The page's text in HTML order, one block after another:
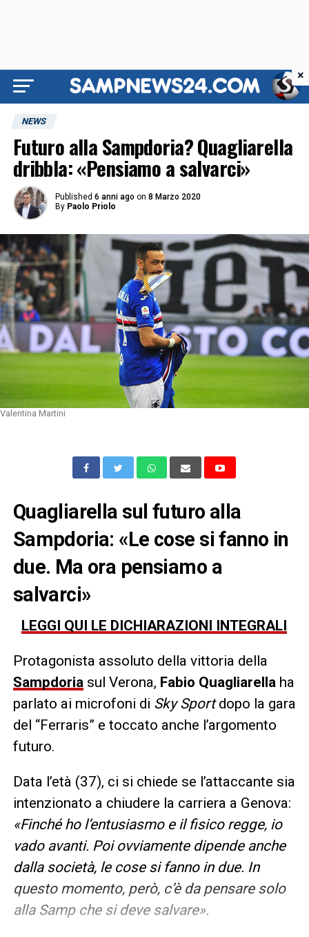
NEWS
Futuro alla Sampdoria? Quagliarella
dribbla: «Pensiamo a salvarci»
Published 6 anni ago on 8 Marzo 2020
By Paolo Priolo
Valentina Martini
Quagliarella sul futuro alla
Sampdoria: «Le cose si fanno in
due. Ma ora pensiamo a
salvarci»
LEGGI QUI LE DICHIARAZIONI INTEGRALI
Protagonista assoluto della vittoria della
Sampdoria sul Verona, Fabio Quagliarella ha
parlato ai microfoni di Sky Sportdopo la gara
del “Ferraris” e toccato anche l’argomento
futuro.
Data l’età (37), ci si chiede se l’attaccante sia
intenzionato a chiudere la carriera a Genova:
«Finché ho l’entusiasmo e il fisico regge, io
vado avanti. Poi ovviamente dipende anche
dalla società, le cose si fanno in due. In
questo momento, però, c’è da pensare solo
alla Samp che si deve salvare».
×